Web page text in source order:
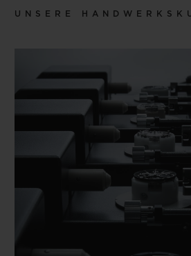
UNSERE